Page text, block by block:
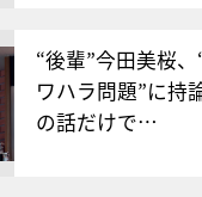
“後輩”今田美桜
ワハラ問題”に持
の話だけで…